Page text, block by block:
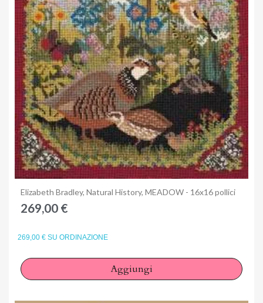
Anteprima
Elizabeth Bradley, Natural History, MEADOW - 16x16 pollici
269,00 €
269,00 € SU ORDINAZIONE
Aggiungi